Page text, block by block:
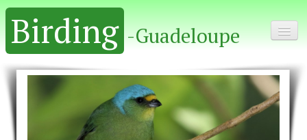
Birding -Guadeloupe
Home - Accueil
Album